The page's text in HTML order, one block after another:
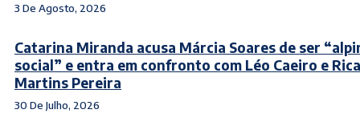
3 De Agosto, 2026
Catarina Miranda acusa Márcia Soares de ser
social” e entra em confronto com Léo Caeiro e
Martins Pereira
30 De Julho, 2026